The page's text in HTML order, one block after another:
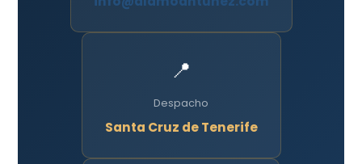
📍
Despacho
Santa Cruz de Tenerife